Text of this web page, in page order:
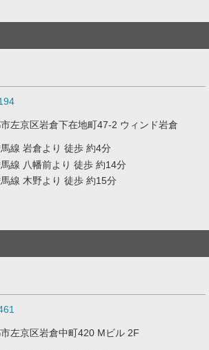
左京区岩倉下在地町47-2 ウィンド岩倉
線 岩倉より 徒歩 約4分
線 八幡前より 徒歩 約14分
線 木野より 徒歩 約15分
左京区岩倉中町420 Mビル 2F